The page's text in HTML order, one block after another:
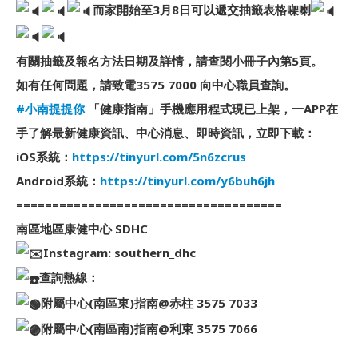
而家開始至3月8日可以遞交抽籤表格㗎喇
有關抽籤及報名方法日期及詳情，請查閱小冊子內第5頁。
如有任何問題，請致電3575 7000 向中心職員查詢。
#小南提提你「健康指南」手機應用程式現已上架，一APP在
手了解最新健康資訊、中心消息、即時資訊，立即下載：
iOS系統： https://tinyurl.com/5n6zcrus
Android系統： https://tinyurl.com/y6buh6jh
=====================================
南區地區康健中心 SDHC
Instagram: southern_dhc
查詢熱線：
附屬中心(南區東)指南@赤柱 3575 7033
附屬中心(南區南)指南@利東 3575 7066